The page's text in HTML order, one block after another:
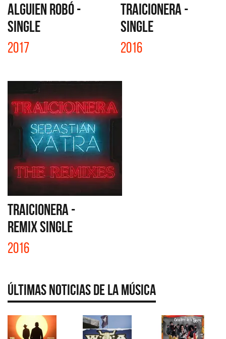
ALGUIEN ROBÓ -
SINGLE
2017
TRAICIONERA -
SINGLE
2016
TRAICIONERA -
REMIX SINGLE
2016
Últimas Noticias de la Música